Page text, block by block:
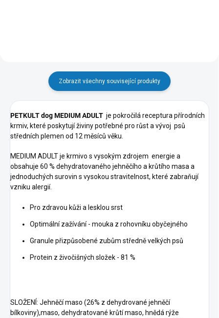
Zobrazit všechny související produkty
PETKULT dog MEDIUM ADULT je pokročilá receptura přírodních
krmiv, které poskytují živiny potřebné pro růst a vývoj psů
středních plemen od 12 měsíců věku.
MEDIUM ADULT je krmivo s vysokým zdrojem energie a
obsahuje 60 % dehydratovaného jehněčího a krůtího masa a
jednoduchých surovin s vysokou stravitelnost, které zabraňují
vzniku alergií.
Pro zdravou kůži a lesklou srst
Optimální zažívání - mouka z rohovníku obyčejného
Granule přizpůsobené zubům středně velkých psů
Protein z živočišných složek - 81 %
SLOŽENÍ: Jehněčí maso (26% z dehydrované jehněčí
bílkoviny),maso, dehydratované krůtí maso, hnědá rýže